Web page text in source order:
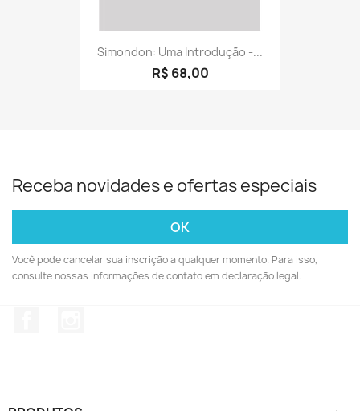
Simondon: Uma Introdução -...
R$ 68,00
Receba novidades e ofertas especiais
Você pode cancelar sua inscrição a qualquer momento. Para isso,
consulte nossas informações de contato em declaração legal.